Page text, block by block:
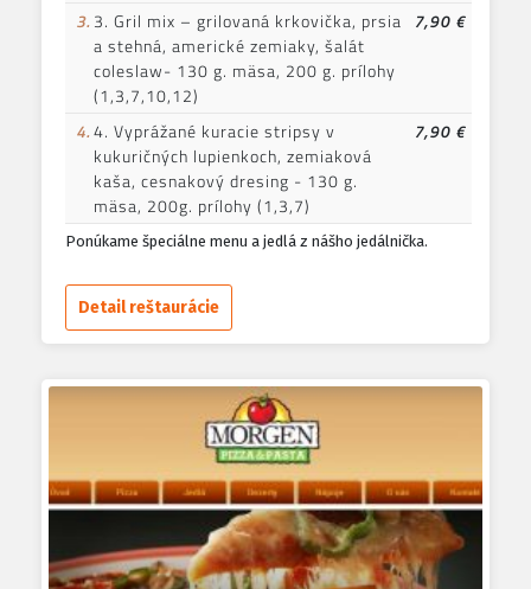
3. 3. Gril mix – grilovaná krkovička, prsia
a stehná, americké zemiaky, šalát
coleslaw- 130 g. mäsa, 200 g. prílohy
(1,3,7,10,12)
7,90 €
4.4. Vyprážané kuracie stripsy v
kukuričných lupienkoch, zemiaková
kaša, cesnakový dresing - 130 g.
mäsa, 200g. prílohy (1,3,7)
7,90 €
Ponúkame špeciálne menu a jedlá z nášho jedálnička.
Detail reštaurácie